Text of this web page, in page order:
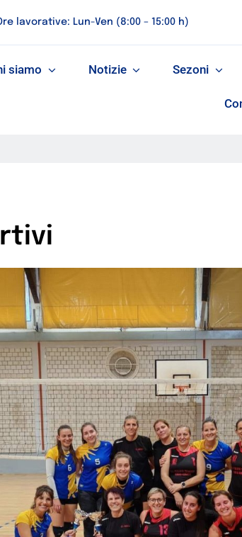
lavorative: Lun-Ven (8:00 – 15:00 h)
siamo Notizie Sezoni